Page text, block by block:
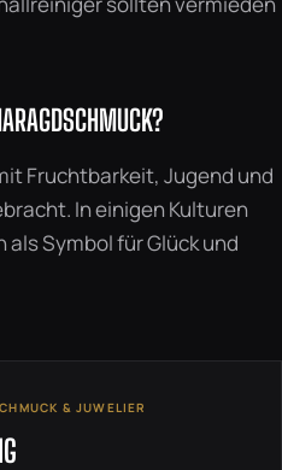
Fruchtbarkeit, Jugend und
In einigen Kulturen
Symbol für Glück und
& JUWELIER